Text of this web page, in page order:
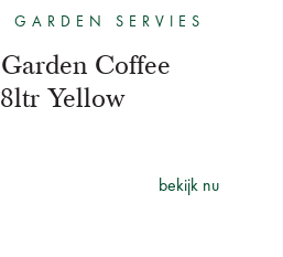
GARDEN SERVIES
Coffee
Yellow
bekijk nu